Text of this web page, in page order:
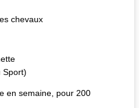
chevaux
Sport)
en semaine, pour 200